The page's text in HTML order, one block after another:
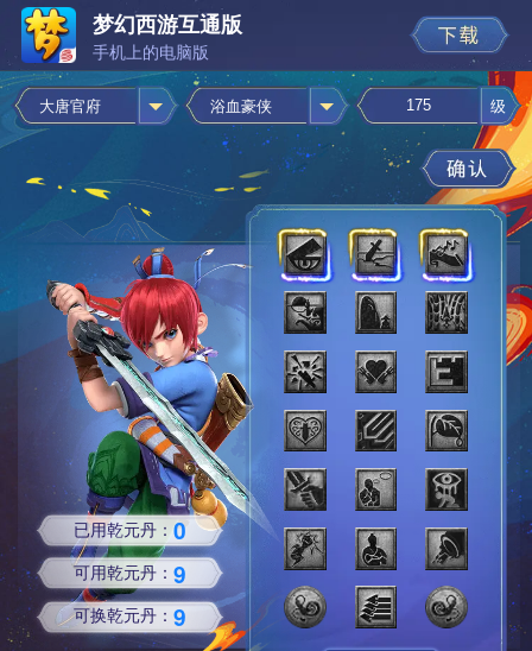
梦幻西游互通版
手机上的电脑版
大唐官府 浴血豪侠 级
已用乾元丹：0
可用乾元丹：9
可换乾元丹：9
当前效果是